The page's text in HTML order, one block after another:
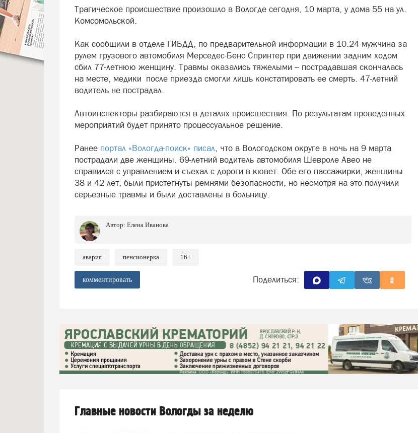
Трагическое происшествие произошло в Вологде сегодня, 10 марта, у дома 55 на ул.
Комсомольской.
Как сообщили в отделе ГИБДД, по предварительной информации в 10.24 мужчина за
рулем грузового автомобиля Мерседес-Бенс Спринтер при движении задним ходом
сбил 77-летнюю женщину. Травмы оказались тяжелыми – пострадавшая скончалась
на месте, медики после приезда смогли лишь констатировать ее смерть. 47-летний
водитель не пострадал.
Автоинспекторы разбираются в деталях происшествия. По результатам проведенных
мероприятий будет принято процессуальное решение.
Ранее портал «Вологда-поиск» писал, что в Вологодском округе в ночь на 9 марта
пострадали две женщины. 69-летний водитель автомобиля Шевроле Авео не
справился с управлением и съехал с дороги в кювет. Обе его пассажирки, женщины
38 и 42 лет, были пристегнуты ремнями безопасности, но несмотря на это получили
серьезные травмы и были доставлены в больницу.
Автор: Елена Иванова
авария пенсионерка 16+
комментировать Поделиться:
Главные новости Вологды за неделю